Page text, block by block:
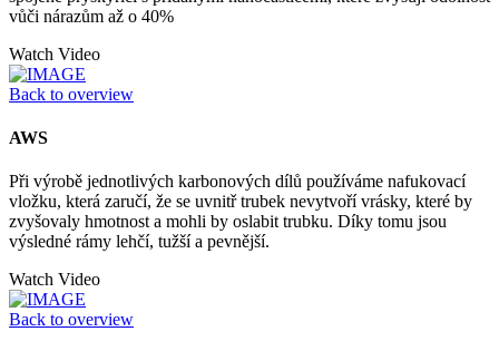
vůči nárazům až o 40%
Watch Video
Back to overview
AWS
Při výrobě jednotlivých karbonových dílů používáme nafukovací
vložku, která zaručí, že se uvnitř trubek nevytvoří vrásky, které by
zvyšovaly hmotnost a mohli by oslabit trubku. Díky tomu jsou
výsledné rámy lehčí, tužší a pevnější.
Watch Video
Back to overview